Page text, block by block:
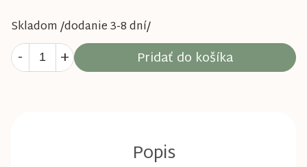
Skladom /dodanie 3-8 dní/
Pridať do košíka